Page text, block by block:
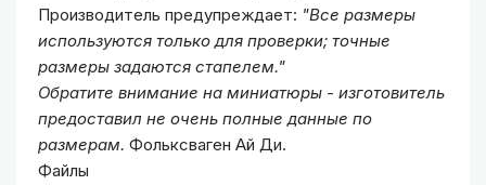
Производитель предупреждает: "Все размеры
используются только для проверки; точные
размеры задаются стапелем."
Обратите внимание на миниатюры - изготовитель
предоставил не очень полные данные по
размерам. Фольксваген Ай Ди.
Файлы